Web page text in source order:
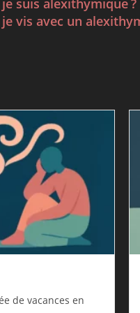
je suis alexithymique ?
je vis avec un
de vacances en